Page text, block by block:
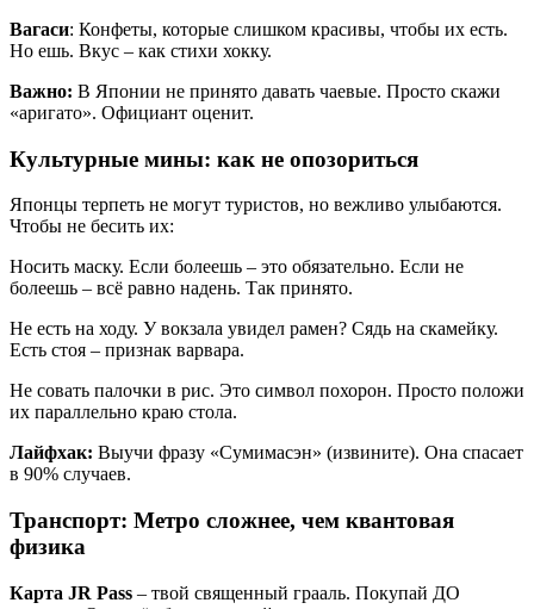
Вагаси: Конфеты, которые слишком красивы, чтобы их есть.
Но ешь. Вкус – как стихи хокку.
Важно: В Японии не принято давать чаевые. Просто скажи
«аригато». Официант оценит.
Культурные мины: как не опозориться
Японцы терпеть не могут туристов, но вежливо улыбаются.
Чтобы не бесить их:
Носить маску. Если болеешь – это обязательно. Если не
болеешь – всё равно надень. Так принято.
Не есть на ходу. У вокзала увидел рамен? Сядь на скамейку.
Есть стоя – признак варвара.
Не совать палочки в рис. Это символ похорон. Просто положи
их параллельно краю стола.
Лайфхак: Выучи фразу «Сумимасэн» (извините). Она спасает
в 90% случаев.
Транспорт: Метро сложнее, чем квантовая
физика
Карта JR Pass – твой священный грааль. Покупай ДО